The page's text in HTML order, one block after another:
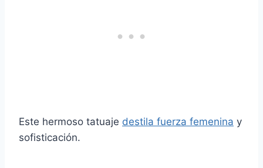
Este hermoso tatuaje destila fuerza femenina y
sofisticación.